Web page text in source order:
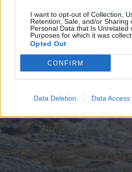
I want to opt-out of Collection,
Retention, Sale, and/or Sharing
Personal Data that Is Unrelated
Purposes for which it was
Opted Out
CONFIRM
Data Deletion Data Access
súlyos
Tate testvéreket